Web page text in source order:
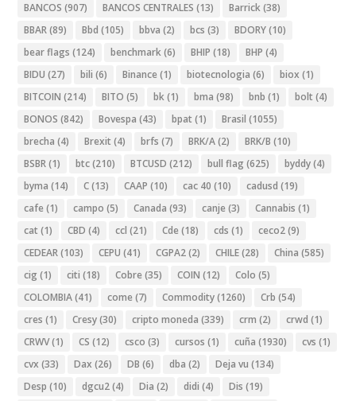
BANCOS (907) BANCOS CENTRALES (13) Barrick(38)
BBAR(89) Bbd (105) bbva (2) bcs (3) BDORY(10)
bear flags (124) benchmark(6) BHIP (18) BHP (4)
BIDU (27) bili (6) Binance (1) biotecnologia (6) biox (1)
BITCOIN (214) BITO (5) bk(1) bma (98) bnb (1) bolt (4)
BONOS (842) Bovespa (43) bpat (1) Brasil (1055)
brecha (4) Brexit (4) brfs (7) BRK/A(2) BRK/B (10)
BSBR(1) btc(210) BTCUSD (212) bull flag (625) byddy(4)
byma (14) C(13) CAAP (10) cac 40 (10) cadusd (19)
cafe (1) campo (5) Canada (93) canje (3) Cannabis (1)
cat (1) CBD (4) ccl (21) Cde (18) cds (1) ceco2(9)
CEDEAR(103) CEPU (41) CGPA2(2) CHILE(28) China (585)
cig (1) citi (18) Cobre (35) COIN (12) Colo (5)
COLOMBIA(41) come (7) Commodity(1260) Crb (54)
cres (1) Cresy(30) cripto moneda (339) crm (2) crwd (1)
CRWV(1) CS (12) csco (3) cursos (1) cuña (1930) cvs (1)
cvx (33) Dax (26) DB (6) dba (2) Deja vu (134)
Desp (10) dgcu2(4) Dia (2) didi (4) Dis (19)